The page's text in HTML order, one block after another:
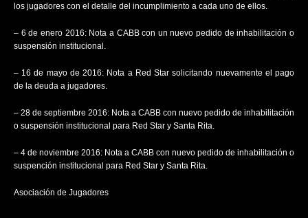
los jugadores con el detalle del incumplimiento a cada uno de ellos.
– 6 de enero 2016: Nota a CABB con un nuevo pedido de inhabilitación o
suspensión institucional.
– 16 de mayo de 2016: Nota a Red Star solicitando nuevamente el pago
de la deuda a jugadores.
– 28 de septiembre 2016: Nota a CABB con nuevo pedido de inhabilitación
o suspensión institucional para Red Star y Santa Rita.
– 4 de noviembre 2016: Nota a CABB con nuevo pedido de inhabilitación o
suspención institucional para Red Star y Santa Rita.
Asociación de Jugadores